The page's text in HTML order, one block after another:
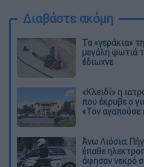
Διαβάστε ακόμη
Τα «γεράκια»
μεγάλη φωτιά
έδιωχνε
«Κλειδί» η
που έκρυβε ο
«Τον αγαπούσε
Άνω Λιόσια:
έπαθε
άφησαν νεκρό